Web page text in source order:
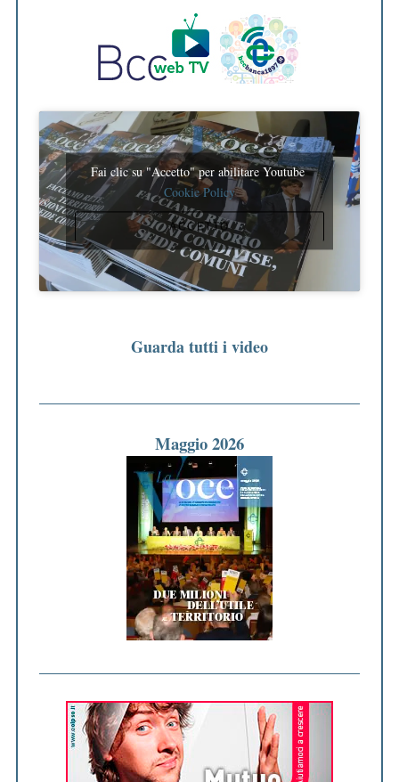
Fai clic su "Accetto" per abilitare Youtube
Cookie Policy
ACCETTO
Guarda tutti i video
Maggio 2026